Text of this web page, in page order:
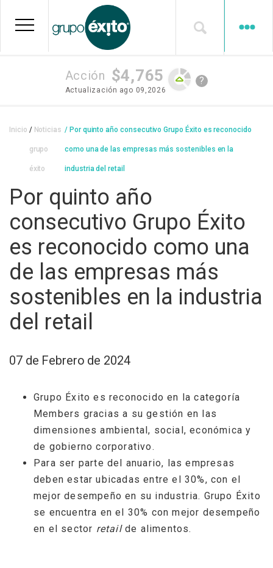
contenido
Acción $4,765
Actualización ago 09,2026
?
Sobrescribir
enlaces
ayuda
a
la
navegación
Inicio Noticias
grupo
éxito
Por quinto año consecutivo Grupo Éxito es reconocido
como una de las empresas más sostenibles en la
industria del retail
Por quinto año
consecutivo Grupo Éxito
es reconocido como una
de las empresas más
sostenibles en la industria
del retail
07 de Febrero de 2024
Grupo Éxito es reconocido en la categoría
Members gracias a su gestión en las
dimensiones ambiental, social, económica y
de gobierno corporativo.
Para ser parte del anuario, las empresas
deben estar ubicadas entre el 30%, con el
mejor desempeño en su industria. Grupo Éxito
se encuentra en el 30% con mejor desempeño
en el sector retailde alimentos.